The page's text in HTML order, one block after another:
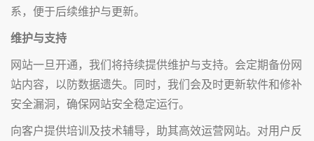
系，便于后续维护与更新。
维护与支持
网站一旦开通，我们将持续提供维护与支持。会定期备份网
站内容，以防数据遗失。同时，我们会及时更新软件和修补
安全漏洞，确保网站安全稳定运行。
向客户提供培训及技术辅导，助其高效运营网站。对用户反